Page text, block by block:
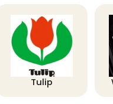
Tulip